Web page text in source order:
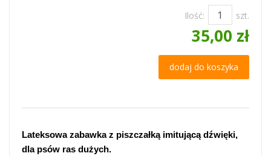
Ilość: szt.
35,00 zł
dodaj do koszyka
Lateksowa zabawka z piszczałką imitującą dźwięki,
dla psów ras dużych.